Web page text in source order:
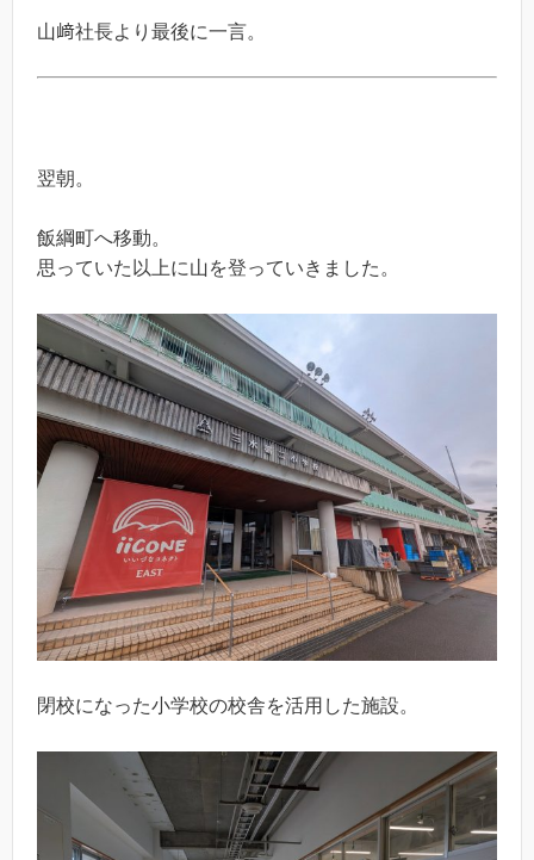
山﨑社長より最後に一言。
翌朝。
飯綱町へ移動。
思っていた以上に山を登っていきました。
閉校になった小学校の校舎を活用した施設。